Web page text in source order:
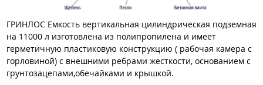
ГРИНЛОС Емкость вертикальная цилиндрическая подземная
на 11000 л изготовлена из полипропилена и имеет
герметичную пластиковую конструкцию ( рабочая камера с
горловиной) с внешними ребрами жесткости, основанием с
грунтозацепами,обечайками и крышкой.